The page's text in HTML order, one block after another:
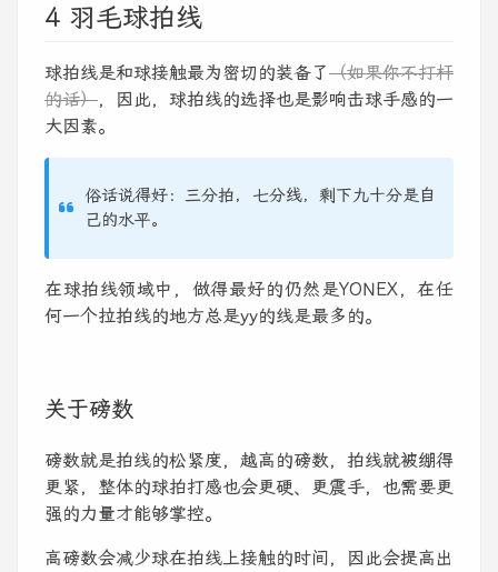
4 羽毛球拍线
球拍线是和球接触最为密切的装备了（如果你不打杆
的话），因此，球拍线的选择也是影响击球手感的一
大因素。
俗话说得好：三分拍，七分线，剩下九十分是自
己的水平。
在球拍线领域中，做得最好的仍然是YONEX，在任
何一个拉拍线的地方总是yy的线是最多的。
关于磅数
磅数就是拍线的松紧度，越高的磅数，拍线就被绷得
更紧，整体的球拍打感也会更硬、更震手，也需要更
强的力量才能够掌控。
高磅数会减少球在拍线上接触的时间，因此会提高出